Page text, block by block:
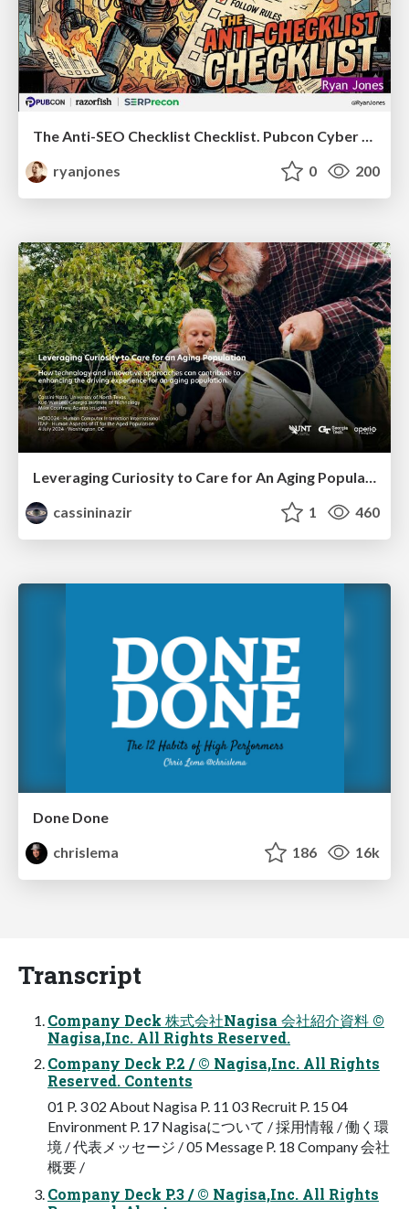
The Anti-SEO Checklist Checklist. Pubcon Cyber Week
ryanjones
0 200
Leveraging Curiosity to Care for An Aging Population
cassininazir
1 460
Done Done
chrislema
186 16k
Transcript
Company Deck 株式会社Nagisa 会社紹介資料 ©
Nagisa,Inc. All Rights Reserved.
Company Deck P.2 / © Nagisa,Inc. All Rights
Reserved. Contents
01 P. 3 02 About Nagisa P. 11 03 Recruit P. 15 04
Environment P. 17 Nagisaについて / 採用情報 / 働く環
境 / 代表メッセージ / 05 Message P. 18 Company 会社
概要 /
Company Deck P.3 / © Nagisa,Inc. All Rights